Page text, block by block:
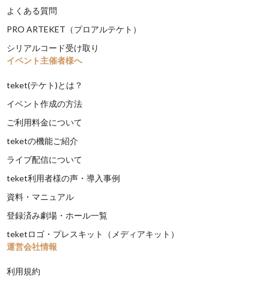
よくある質問
PRO ARTEKET（プロアルテケト）
シリアルコード受け取り
イベント主催者様へ
teket(テケト)とは？
イベント作成の方法
ご利用料金について
teketの機能ご紹介
ライブ配信について
teket利用者様の声・導入事例
資料・マニュアル
登録済み劇場・ホール一覧
teketロゴ・プレスキット（メディアキット）
運営会社情報
利用規約